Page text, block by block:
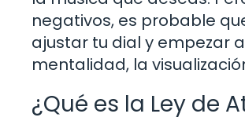
negativos, es probable
ajustar tu dial y empezar
mentalidad, la
¿Qué es la Ley de